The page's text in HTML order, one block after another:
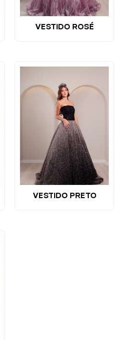
VESTIDO ROSÉ
VESTIDO PRETO